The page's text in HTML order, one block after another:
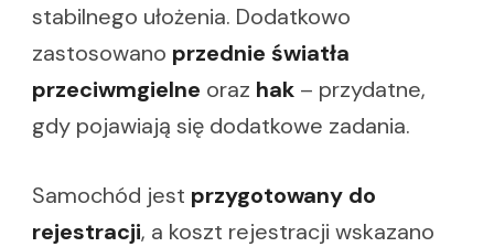
stabilnego ułożenia. Dodatkowo
zastosowano przednie światła
przeciwmgielne oraz hak – przydatne,
gdy pojawiają się dodatkowe zadania.
Samochód jest przygotowany do
rejestracji, a koszt rejestracji wskazano